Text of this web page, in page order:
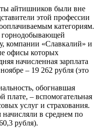
айтишников были вне
этой профессии
категориям.
компании «Славкалий» и
офисы которых
начисленная зарплата
– 19 262 рубля (это
обогнавшая
плате, – вспомогательная
услуг и страхования.
начисляли в среднем по
рубля).